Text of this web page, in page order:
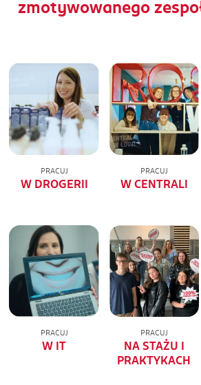
zmotywowanego
PRACUJ
W DROGERII
PRACUJ
W CENTRALI
PRACUJ
W IT
PRACUJ
NA STAŻU I
PRAKTYKACH